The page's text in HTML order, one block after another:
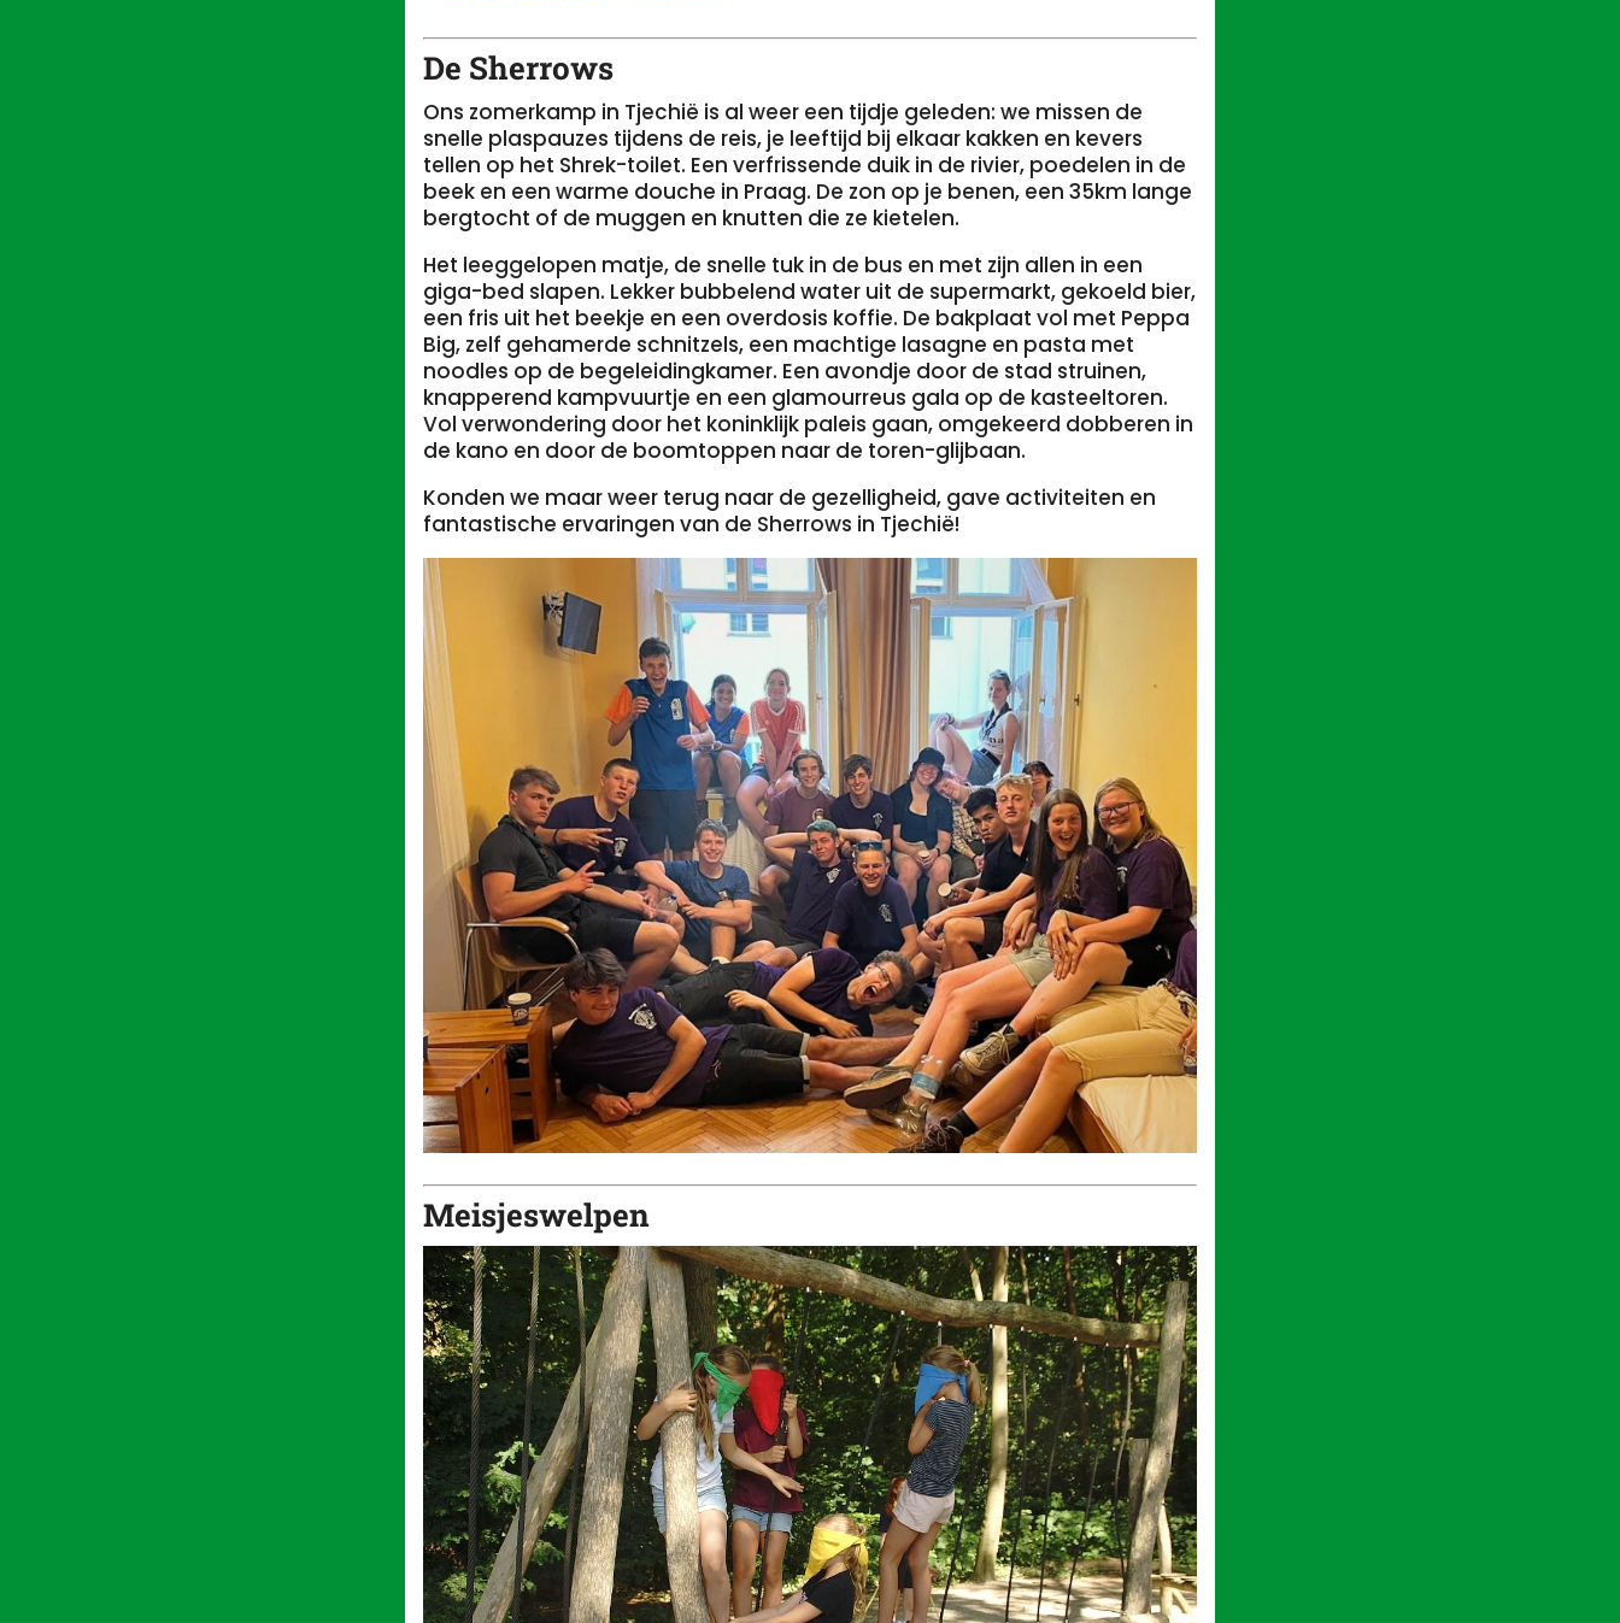
De Sherrows
Ons zomerkamp in Tjechië is al weer een tijdje geleden: we missen de
snelle plaspauzes tijdens de reis, je leeftijd bij elkaar kakken en kevers
tellen op het Shrek-toilet. Een verfrissende duik in de rivier, poedelen in de
beek en een warme douche in Praag. De zon op je benen, een 35km lange
bergtocht of de muggen en knutten die ze kietelen.
Het leeggelopen matje, de snelle tuk in de bus en met zijn allen in een
giga-bed slapen. Lekker bubbelend water uit de supermarkt, gekoeld bier,
een fris uit het beekje en een overdosis koffie. De bakplaat vol met Peppa
Big, zelf gehamerde schnitzels, een machtige lasagne en pasta met
noodles op de begeleidingkamer. Een avondje door de stad struinen,
knapperend kampvuurtje en een glamourreus gala op de kasteeltoren.
Vol verwondering door het koninklijk paleis gaan, omgekeerd dobberen in
de kano en door de boomtoppen naar de toren-glijbaan.
Konden we maar weer terug naar de gezelligheid, gave activiteiten en
fantastische ervaringen van de Sherrows in Tjechië!
Meisjeswelpen